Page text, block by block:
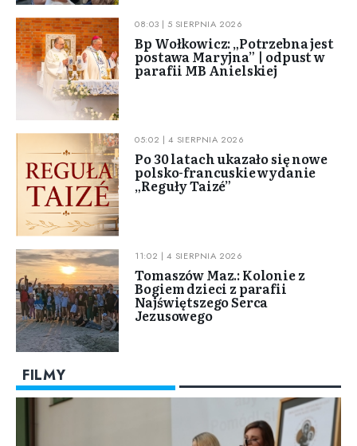
08:03 | 5 SIERPNIA 2026
Bp Wołkowicz: „Potrzebna jest
postawa Maryjna” | odpust w
parafii MB Anielskiej
05:02 | 4 SIERPNIA 2026
Po 30 latach ukazało się nowe
polsko-francuskie wydanie
„Reguły Taizé”
11:02 | 4 SIERPNIA 2026
Tomaszów Maz.: Kolonie z
Bogiem dzieci z parafii
Najświętszego Serca
Jezusowego
FILMY